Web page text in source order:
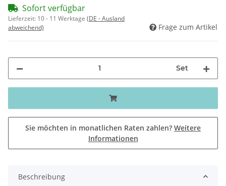
Sofort verfügbar
Lieferzeit: 10 - 11 Werktage (DE - Ausland
abweichend)
Frage zum Artikel
Set
Sie möchten in monatlichen Raten zahlen? Weitere
Informationen
Beschreibung